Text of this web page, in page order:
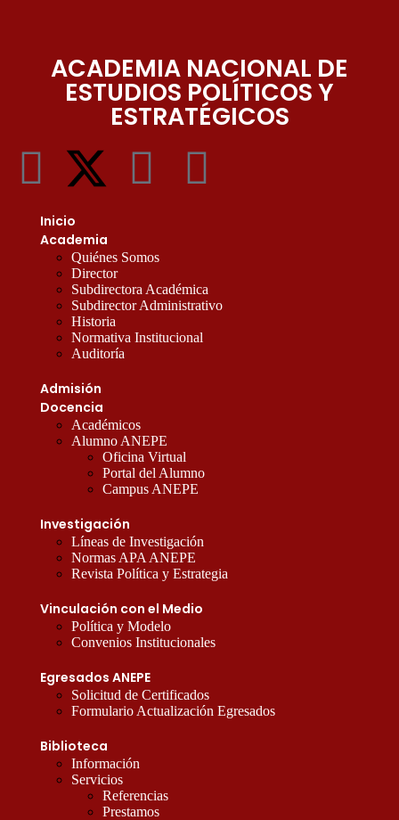
ACADEMIA NACIONAL DE
ESTUDIOS POLÍTICOS Y
ESTRATÉGICOS
Inicio
Academia
Quiénes Somos
Director
Subdirectora Académica
Subdirector Administrativo
Historia
Normativa Institucional
Auditoría
Admisión
Docencia
Académicos
Alumno ANEPE
Oficina Virtual
Portal del Alumno
Campus ANEPE
Investigación
Líneas de Investigación
Normas APA ANEPE
Revista Política y Estrategia
Vinculación con el Medio
Política y Modelo
Convenios Institucionales
Egresados ANEPE
Solicitud de Certificados
Formulario Actualización Egresados
Biblioteca
Información
Servicios
Referencias
Prestamos